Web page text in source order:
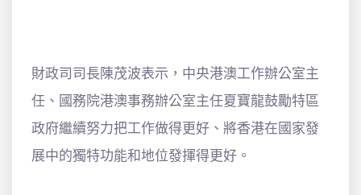
財政司司長陳茂波表示，中央港澳工作辦公室主
任、國務院港澳事務辦公室主任夏寶龍鼓勵特區
政府繼續努力把工作做得更好、將香港在國家發
展中的獨特功能和地位發揮得更好。